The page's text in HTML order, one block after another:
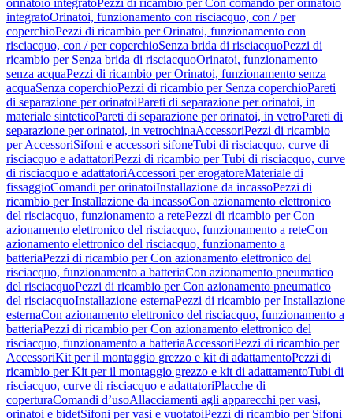
orinatoio integratoPezzi di ricambio per Con comando per orinatoio
integratoOrinatoi, funzionamento con risciacquo, con / per
coperchioPezzi di ricambio per Orinatoi, funzionamento con
risciacquo, con / per coperchioSenza brida di risciacquoPezzi di
ricambio per Senza brida di risciacquoOrinatoi, funzionamento
senza acquaPezzi di ricambio per Orinatoi, funzionamento senza
acquaSenza coperchioPezzi di ricambio per Senza coperchioPareti
di separazione per orinatoiPareti di separazione per orinatoi, in
materiale sinteticoPareti di separazione per orinatoi, in vetroPareti di
separazione per orinatoi, in vetrochinaAccessoriPezzi di ricambio
per AccessoriSifoni e accessori sifoneTubi di risciacquo, curve di
risciacquo e adattatoriPezzi di ricambio per Tubi di risciacquo, curve
di risciacquo e adattatoriAccessori per erogatoreMateriale di
fissaggioComandi per orinatoiInstallazione da incassoPezzi di
ricambio per Installazione da incassoCon azionamento elettronico
del risciacquo, funzionamento a retePezzi di ricambio per Con
azionamento elettronico del risciacquo, funzionamento a reteCon
azionamento elettronico del risciacquo, funzionamento a
batteriaPezzi di ricambio per Con azionamento elettronico del
risciacquo, funzionamento a batteriaCon azionamento pneumatico
del risciacquoPezzi di ricambio per Con azionamento pneumatico
del risciacquoInstallazione esternaPezzi di ricambio per Installazione
esternaCon azionamento elettronico del risciacquo, funzionamento a
batteriaPezzi di ricambio per Con azionamento elettronico del
risciacquo, funzionamento a batteriaAccessoriPezzi di ricambio per
AccessoriKit per il montaggio grezzo e kit di adattamentoPezzi di
ricambio per Kit per il montaggio grezzo e kit di adattamentoTubi di
risciacquo, curve di risciacquo e adattatoriPlacche di
coperturaComandi d’usoAllacciamenti agli apparecchi per vasi,
orinatoi e bidetSifoni per vasi e vuotatoiPezzi di ricambio per Sifoni